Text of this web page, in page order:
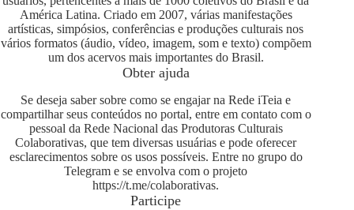
América Latina. Criado em 2007, várias manifestações
artísticas, simpósios, conferências e produções culturais nos
vários formatos (áudio, vídeo, imagem, som e texto) compõem
um dos acervos mais importantes do Brasil.
Obter ajuda
Se deseja saber sobre como se engajar na Rede iTeia e
compartilhar seus conteúdos no portal, entre em contato com o
pessoal da Rede Nacional das Produtoras Culturais
Colaborativas, que tem diversas usuárias e pode oferecer
esclarecimentos sobre os usos possíveis. Entre no grupo do
Telegram e se envolva com o projeto
https://t.me/colaborativas.
Participe